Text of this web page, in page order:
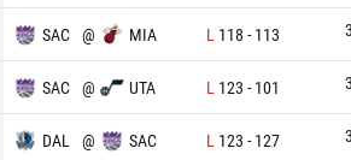
SAC @ MIA L 118 - 113
SAC @ UTA L 123 - 101
DAL @ SAC L 123 - 127